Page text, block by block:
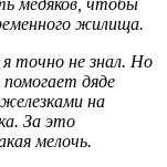
жилища.
точно не знал. Но
дяде
на
За это
мелочь.